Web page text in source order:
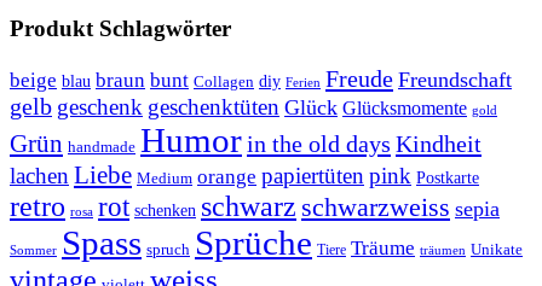
Produkt Schlagwörter
beige blau braun bunt Collagen diy Ferien Freude Freundschaft
gelb geschenk geschenktüten Glück Glücksmomente gold
Grün handmade Humorin the old days Kindheit
lachen Liebe Medium orange papiertüten pink Postkarte
retro rosa rot schenken schwarz schwarzweiss sepia
Sommer Spass spruch Sprüche Tiere Träume träumen Unikate
vintage weiss